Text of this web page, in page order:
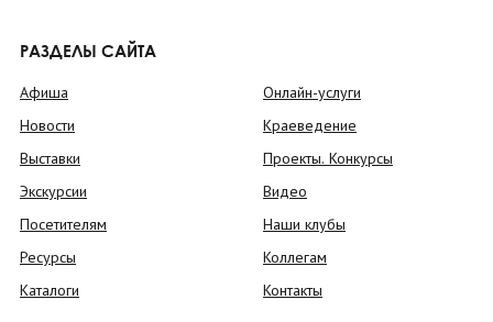
РАЗДЕЛЫ САЙТА
Афиша
Новости
Выставки
Экскурсии
Посетителям
Ресурсы
Каталоги
Онлайн-услуги
Краеведение
Проекты. Конкурсы
Видео
Наши клубы
Коллегам
Контакты